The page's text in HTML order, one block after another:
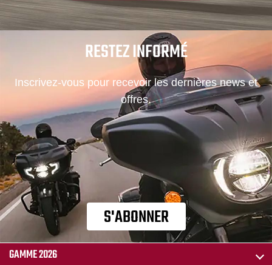
RESTEZ INFORMÉ
Inscrivez-vous pour recevoir les dernières news et
offres.
S'ABONNER
GAMME 2026